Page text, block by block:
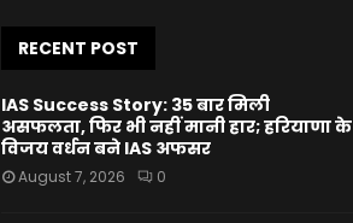
RECENT POST
IAS Success Story: 35 बार मिली
असफलता, फिर भी नहीं मानी हार; हरियाणा के
विजय वर्धन बने IAS अफसर
August 7, 2026 0